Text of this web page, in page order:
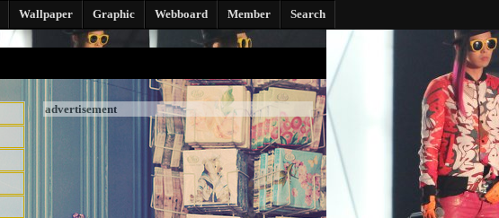
Wallpaper Graphic Webboard Member Search
advertisement